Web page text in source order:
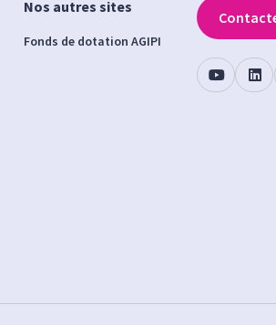
Nos autres sites
Fonds de dotation AGIPI